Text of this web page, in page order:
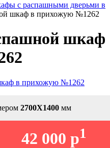
с распашными дверьми в
шкаф в прихожую №1262
шкаф
2700Х1400мм
42 000 р1